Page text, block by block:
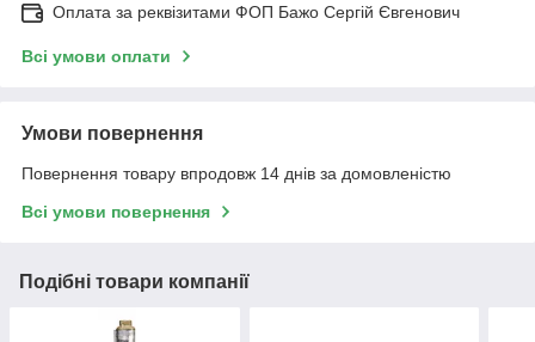
Оплата за реквізитами ФОП Бажо Сергій Євгенович
Всі умови оплати
Умови повернення
Повернення товару впродовж 14 днів за домовленістю
Всі умови повернення
Подібні товари компанії